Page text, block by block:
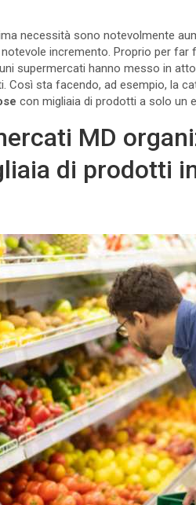
necessità sono notevolmente
incremento. Proprio per far
supermercati hanno messo in
sta facendo, ad esempio, la
con migliaia di prodotti a solo un
MD
di prodotti